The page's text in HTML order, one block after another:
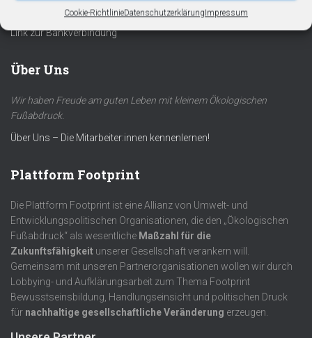
Cookie-RichtlinieDatenschutzerklärungImpressum
Link zur Bankverbindung
Über Uns
Wir haben Freude am guten Leben mit kleinem Ökologischen
Fußabdruck.
Über Uns – Die Mitarbeiter:innen kennenlernen!
Plattform Footprint
Die Plattform Footprint ist eine Allianz von Umwelt- und
Entwicklungspolitischen Organisationen, die den „Ökologischen
Fußabdruck“ als wesentliche Maßzahl für die
Zukunftsfähigkeit unserer Gesellschaft verankern will.
Gemeinsam mit unseren Partnerorganisationen wollen wir durch
Lobbying- und Aufklärungsarbeit zum Thema Footprint
Bewusstseinsbildung, Handlungseinsicht und politischen Druck
für nachhaltige gesellschaftliche Veränderung erzeugen.